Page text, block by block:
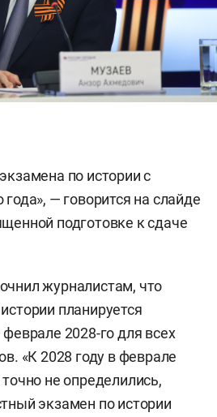
по истории с
— говорится на слайде
подготовке к сдаче
журналистам, что
планируется
2028-го для всех
«К 2028 году в феврале
не определились,
экзамен по истории